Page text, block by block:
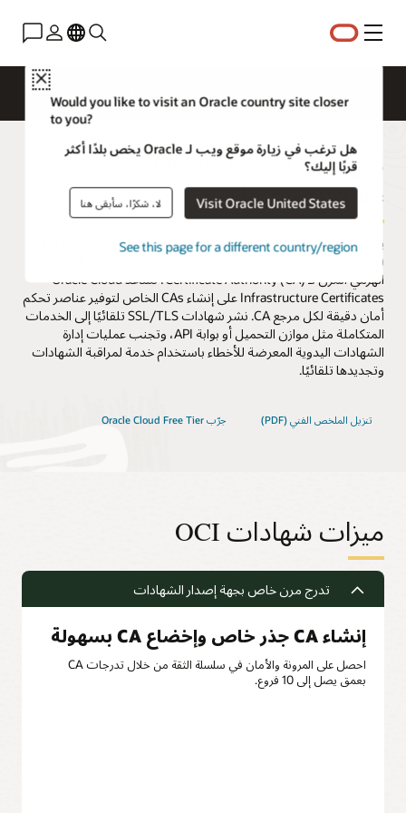
القائمة
Close
Would you like to visit an Oracle country site closer
to you?
هل ترغب في زيارة موقع ويب لـ Oracle يخص بلدًا أكثر
قربًا إليك؟
Visit Oracle United States لا، شكرًا، سأبقى هنا
See this page for a different country/region
الوثائق
شهادات Oracle Cloud
Infrastructure
يمكنك بسهولة إنشاء شهادات طبقة المقابس الآمنة/أمان طبقة النقل
(SSL/TLS) المتوفرة في Oracle Cloud ونشرها وإدارتها. في التدرج
الهرمي المرن لـ Certificate Authority (CA)، تساعد Oracle Cloud
Infrastructure Certificates على إنشاء CAs الخاص لتوفير عناصر تحكم
أمان دقيقة لكل مرجع CA. نشر شهادات SSL/TLS تلقائيًا إلى الخدمات
المتكاملة مثل موازن التحميل أو بوابة API، وتجنب عمليات إدارة
الشهادات اليدوية المعرضة للأخطاء باستخدام خدمة لمراقبة الشهادات
وتجديدها تلقائيًا.
تنزيل الملخص الفني (PDF) جرّب Oracle Cloud Free Tier
ميزات شهادات OCI
تدرج مرن خاص بجهة إصدار الشهادات
إنشاء CA جذر خاص وإخضاع CA بسهولة
احصل على المرونة والأمان في سلسلة الثقة من خلال تدرجات CA
بعمق يصل إلى 10 فروع.